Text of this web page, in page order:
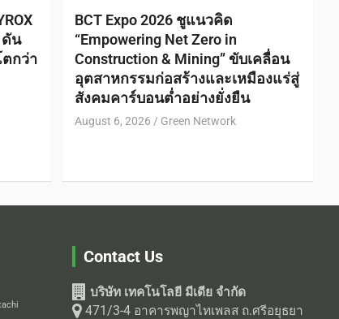
ดัน
กว่า
BCT Expo 2026 ชูแนวคิด
“Empowering Net Zero in
Construction & Mining” ขับเคลื่อน
อุตสาหกรรมก่อสร้างและเหมืองแร่สู่
สังคมคาร์บอนต่ำอย่างยั่งยืน
August 6, 2026 Green Network
Contact Us
บริษัท เทคโนโลยี มีเดีย จำกัด
471/3-4 อาคารพญาไทเพลส ถ.ศรีอยุธยา